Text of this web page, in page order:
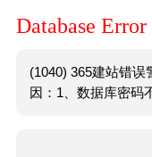
Database Error
(1040) 365建站错
因：1、数据库密码